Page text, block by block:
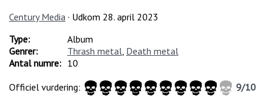
Century Media · Udkom 28. april 2023
Type:
Album
Genrer:
Thrash metal Death metal
Antal numre: 10
Officiel vurdering:
9/10